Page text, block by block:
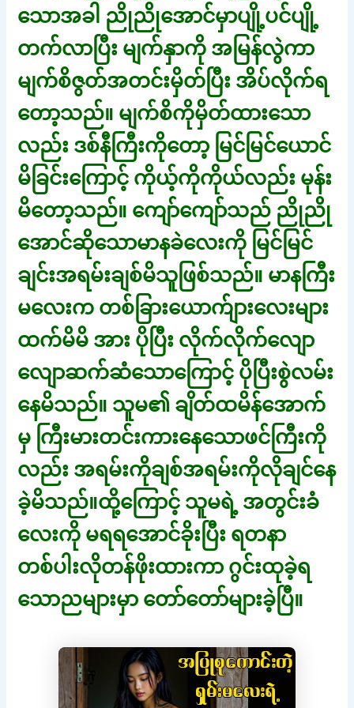
သောအခါ ညိုညိုအောင်မှာပျို့ပင်ပျို့
တက်လာပြီး မျက်နှာကို အမြန်လွဲကာ
မျက်စိဇွတ်အတင်းမှိတ်ပြီး အိပ်လိုက်ရ
တော့သည်။ မျက်စိကိုမှိတ်ထားသော
လည်း ဒစ်နီကြီးကိုတော့ မြင်မြင်ယောင်
မိခြင်းကြောင့် ကိုယ့်ကိုကိုယ်လည်း မုန်း
မိတော့သည်။ ကျော်ကျော်သည် ညိုညို
အောင်ဆိုသောမာနခဲလေးကို မြင်မြင်
ချင်းအရမ်းချစ်မိသူဖြစ်သည်။ မာနကြီး
မလေးက တစ်ခြားယောက်ျားလေးများ
ထက်မိမိ အား ပိုပြီး လိုက်လိုက်လျော
လျောဆက်ဆံသောကြောင့် ပိုပြီးစွဲလမ်း
နေမိသည်။ သူမ၏ ချိတ်ထမိန်အောက်
မှ ကြီးမားတင်းကားနေသောဖင်ကြီးကို
လည်း အရမ်းကိုချစ်အရမ်းကိုလိုချင်နေ
ခဲ့မိသည်။ထို့ကြောင့် သူမရဲ့ အတွင်းခံ
လေးကို မရရအောင်ခိုးပြီး ရတနာ
တစ်ပါးလိုတန်ဖိုးထားကာ ဂွင်းထုခဲ့ရ
သောညများမှာ တော်တော်များခဲ့ပြီ။